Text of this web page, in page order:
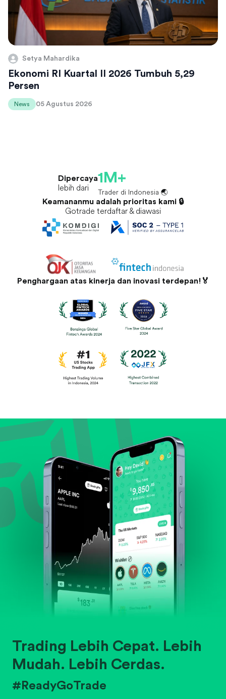
Setya Mahardika
Ekonomi RI Kuartal II 2026 Tumbuh 5,29
Persen
News 05 Agustus 2026
Dipercaya
lebih dari
1M+
Trader di Indonesia 🌏
Keamananmu adalah prioritas kami 🔒
Gotrade terdaftar & diawasi
Penghargaan atas kinerja dan inovasi terdepan!🏅
Trading Lebih Cepat. Lebih
Mudah. Lebih Cerdas.
#ReadyGoTrade